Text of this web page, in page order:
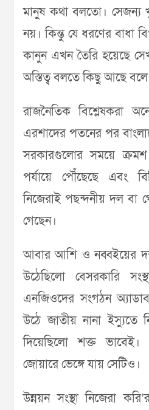
মানুষ কথা বলতো। সেজন্য
নয়। কিন্তু যে ধরণের বাধা
কানুন এখন তৈরি হয়েছে
অস্তিত্ব বলতে কিছু আছে
রাজনৈতিক বিশ্লেষকরা
এরশাদের পতনের পর
সরকারগুলোর সময়ে ক্রমশ
পর্যায়ে পৌঁছেছে এবং
নিজেরাই পছন্দনীয় দল বা
গেছেন।
আবার আশি ও নব্বইয়ের
উঠেছিলো বেসরকারি
এনজিওদের সংগঠন
উঠে জাতীয় নানা ইস্যুতে
দিয়েছিলো শক্ত
জোয়ারে ভেঙ্গে যায় সেটিও।
উন্নয়ন সংস্থা নিজেরা